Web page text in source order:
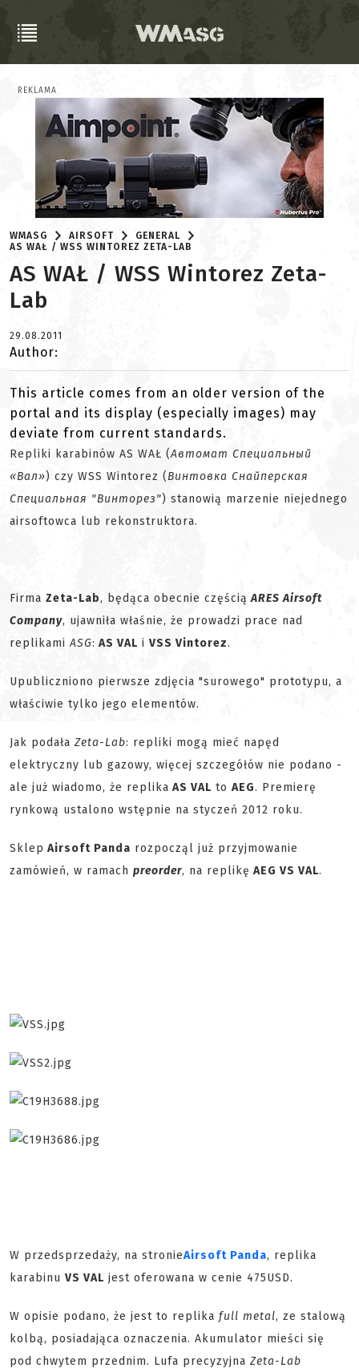
REKLAMA
WMASG AIRSOFT
GENERAL
AS WAŁ / WSS WINTOREZ ZETA-LAB
AS WAŁ / WSS Wintorez Zeta-
Lab
29.08.2011
Author:
This article comes from an older version of the
portal and its display (especially images) may
deviate from current standards.
Repliki karabinów AS WAŁ (Автомат Специальный
«Вал») czy WSS Wintorez (Винтовка Снайперская
Специальная "Винторез") stanowią marzenie niejednego
airsoftowca lub rekonstruktora.
Firma Zeta-Lab, będąca obecnie częścią ARES Airsoft
Company, ujawniła właśnie, że prowadzi prace nad
replikami ASG: AS VAL i VSS Vintorez.
Upubliczniono pierwsze zdjęcia "surowego" prototypu, a
właściwie tylko jego elementów.
Jak podała Zeta-Lab: repliki mogą mieć napęd
elektryczny lub gazowy, więcej szczegółów nie podano -
ale już wiadomo, że replika AS VAL to AEG. Premierę
rynkową ustalono wstępnie na styczeń 2012 roku.
Sklep Airsoft Panda rozpocząl już przyjmowanie
zamówień, w ramach preorder, na replikę AEG VS VAL.
W przedsprzedaży, na stronieAirsoft Panda, replika
karabinu VS VAL jest oferowana w cenie 475USD.
W opisie podano, że jest to replika full metal, ze stalową
kolbą, posiadająca oznaczenia. Akumulator mieści się
pod chwytem przednim. Lufa precyzyjna Zeta-Lab